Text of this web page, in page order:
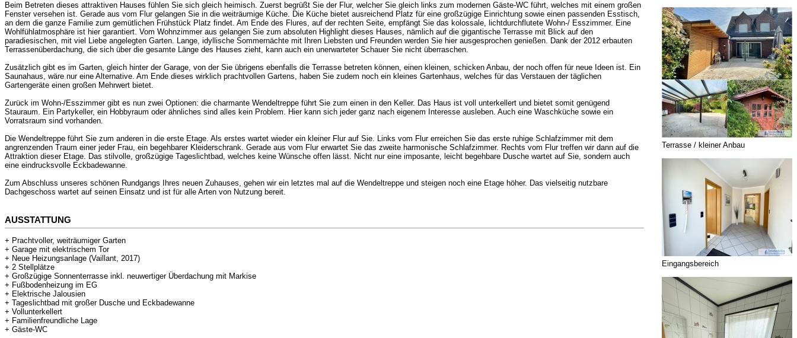
Beim Betreten dieses attraktiven Hauses fühlen Sie sich gleich heimisch. Zuerst begrüßt Sie der Flur, welcher Sie gleich links zum modernen Gäste-WC führt, welches mit einem großen
Fenster versehen ist. Gerade aus vom Flur gelangen Sie in die weiträumige Küche. Die Küche bietet ausreichend Platz für eine großzügige Einrichtung sowie einen passenden Esstisch,
an dem die ganze Familie zum gemütlichen Frühstück Platz findet. Am Ende des Flures, auf der rechten Seite, empfängt Sie das kolossale, lichtdurchflutete Wohn-/ Esszimmer. Eine
Wohlfühlatmosphäre ist hier garantiert. Vom Wohnzimmer aus gelangen Sie zum absoluten Highlight dieses Hauses, nämlich auf die gigantische Terrasse mit Blick auf den
paradiesischen, mit viel Liebe angelegten Garten. Lange, idyllische Sommernächte mit Ihren Liebsten und Freunden werden Sie hier ausgesprochen genießen. Dank der 2012 erbauten
Terrassenüberdachung, die sich über die gesamte Länge des Hauses zieht, kann auch ein unerwarteter Schauer Sie nicht überraschen.
Zusätzlich gibt es im Garten, gleich hinter der Garage, von der Sie übrigens ebenfalls die Terrasse betreten können, einen kleinen, schicken Anbau, der noch offen für neue Ideen ist. Ein
Saunahaus, wäre nur eine Alternative. Am Ende dieses wirklich prachtvollen Gartens, haben Sie zudem noch ein kleines Gartenhaus, welches für das Verstauen der täglichen
Gartengeräte einen großen Mehrwert bietet.
Zurück im Wohn-/Esszimmer gibt es nun zwei Optionen: die charmante Wendeltreppe führt Sie zum einen in den Keller. Das Haus ist voll unterkellert und bietet somit genügend
Stauraum. Ein Partykeller, ein Hobbyraum oder ähnliches sind alles kein Problem. Hier kann sich jeder ganz nach eigenem Interesse ausleben. Auch eine Waschküche sowie ein
Vorratsraum sind vorhanden.
Die Wendeltreppe führt Sie zum anderen in die erste Etage. Als erstes wartet wieder ein kleiner Flur auf Sie. Links vom Flur erreichen Sie das erste ruhige Schlafzimmer mit dem
angrenzenden Traum einer jeder Frau, ein begehbarer Kleiderschrank. Gerade aus vom Flur erwartet Sie das zweite harmonische Schlafzimmer. Rechts vom Flur treffen wir dann auf die
Attraktion dieser Etage. Das stilvolle, großzügige Tageslichtbad, welches keine Wünsche offen lässt. Nicht nur eine imposante, leicht begehbare Dusche wartet auf Sie, sondern auch
eine eindrucksvolle Eckbadewanne.
Zum Abschluss unseres schönen Rundgangs Ihres neuen Zuhauses, gehen wir ein letztes mal auf die Wendeltreppe und steigen noch eine Etage höher. Das vielseitig nutzbare
Dachgeschoss wartet auf seinen Einsatz und ist für alle Arten von Nutzung bereit.
AUSSTATTUNG
+ Prachtvoller, weiträumiger Garten
+ Garage mit elektrischem Tor
+ Neue Heizungsanlage (Vaillant, 2017)
+ 2 Stellplätze
+ Großzügige Sonnenterrasse inkl. neuwertiger Überdachung mit Markise
+ Fußbodenheizung im EG
+ Elektrische Jalousien
+ Tageslichtbad mit großer Dusche und Eckbadewanne
+ Vollunterkellert
+ Familienfreundliche Lage
+ Gäste-WC
Terrasse / kleiner Anbau
Eingangsbereich